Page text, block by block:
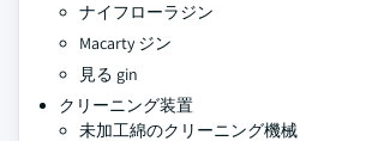
ナイフローラジン
Macarty ジン
見る gin
クリーニング装置
未加工綿のクリーニング機械